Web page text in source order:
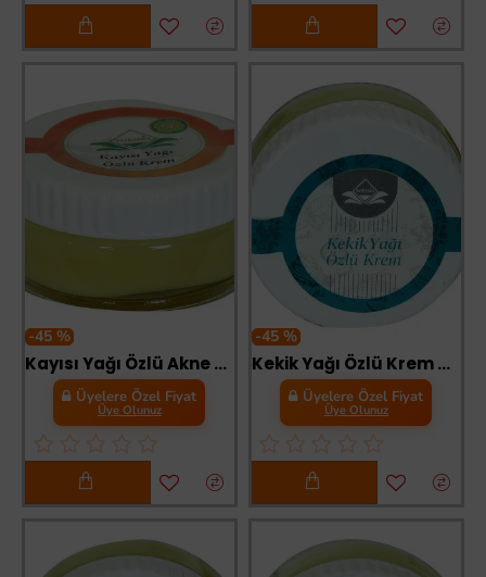
-45 %
Kayısı Yağı Özlü Akne Sivilce Leke Kremi 50 cc
Üyelere Özel Fiyat
Üye Olunuz
-45 %
Kekik Yağı Özlü Krem 50 cc
Üyelere Özel Fiyat
Üye Olunuz